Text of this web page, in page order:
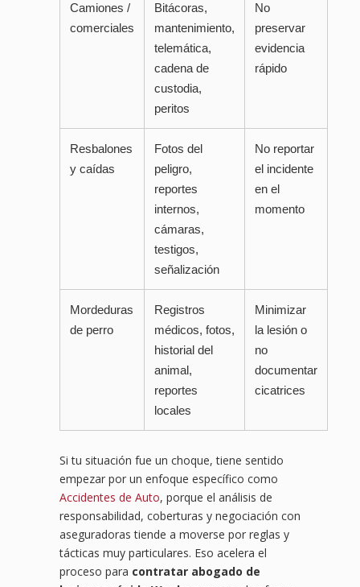
Camiones /
comerciales
Bitácoras,
mantenimiento,
telemática,
cadena de
custodia,
peritos
No
preservar
evidencia
rápido
Resbalones
y caídas
Fotos del
peligro,
reportes
internos,
cámaras,
testigos,
señalización
No reportar
el incidente
en el
momento
Mordeduras
de perro
Registros
médicos, fotos,
historial del
animal,
reportes
locales
Minimizar
la lesión o
no
documentar
cicatrices
Si tu situación fue un choque, tiene sentido
empezar por un enfoque específico como
Accidentes de Auto, porque el análisis de
responsabilidad, coberturas y negociación con
aseguradoras tiende a moverse por reglas y
tácticas muy particulares. Eso acelera el
proceso para contratar abogado de